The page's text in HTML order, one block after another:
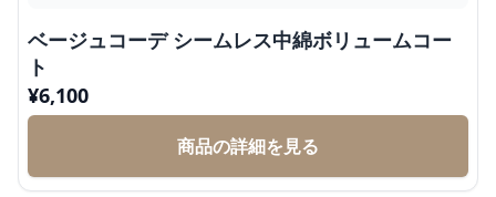
ベージュコーデ シームレス中綿ボリュームコー
ト
¥6,100
商品の詳細を見る